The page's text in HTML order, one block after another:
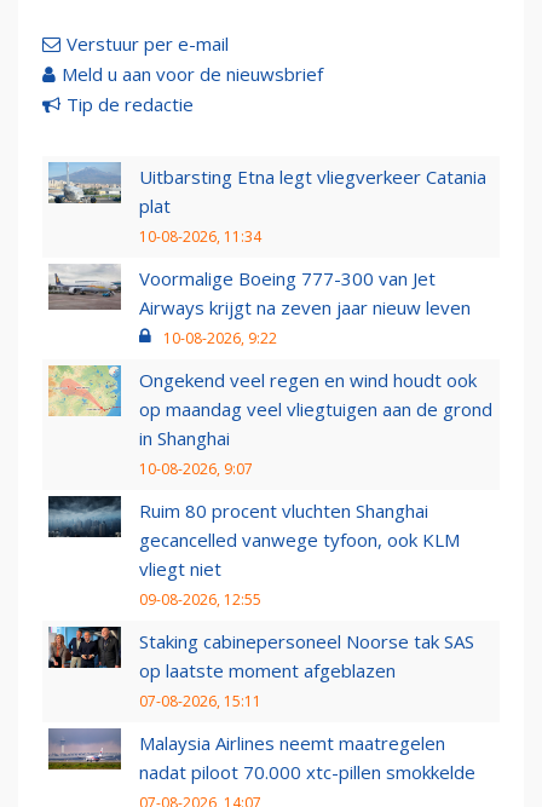
Verstuur per e-mail
Meld u aan voor de nieuwsbrief
Tip de redactie
Uitbarsting Etna legt vliegverkeer Catania
plat
10-08-2026, 11:34
Voormalige Boeing 777-300 van Jet
Airways krijgt na zeven jaar nieuw leven
10-08-2026, 9:22
Ongekend veel regen en wind houdt ook
op maandag veel vliegtuigen aan de grond
in Shanghai
10-08-2026, 9:07
Ruim 80 procent vluchten Shanghai
gecancelled vanwege tyfoon, ook KLM
vliegt niet
09-08-2026, 12:55
Staking cabinepersoneel Noorse tak SAS
op laatste moment afgeblazen
07-08-2026, 15:11
Malaysia Airlines neemt maatregelen
nadat piloot 70.000 xtc-pillen smokkelde
07-08-2026, 14:07